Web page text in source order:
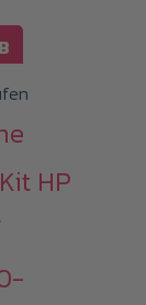
HP